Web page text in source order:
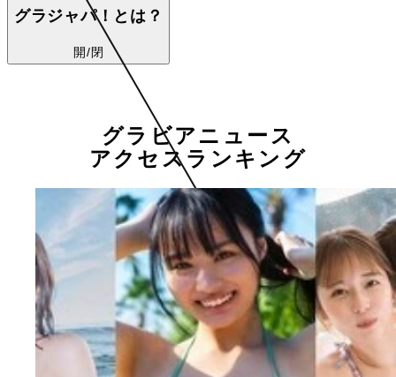
グラジャパ！とは？
開/閉
グラビアニュース
アクセスランキング